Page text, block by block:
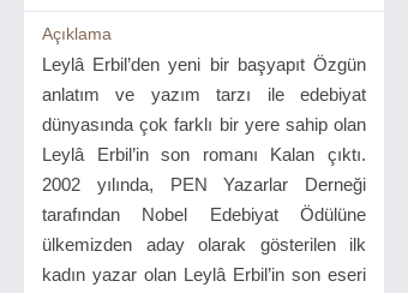
Açıklama
Leylâ Erbil’den yeni bir başyapıt Özgün
anlatım ve yazım tarzı ile edebiyat
dünyasında çok farklı bir yere sahip olan
Leylâ Erbil’in son romanı Kalan çıktı.
2002 yılında, PEN Yazarlar Derneği
tarafından Nobel Edebiyat Ödülüne
ülkemizden aday olarak gösterilen ilk
kadın yazar olan Leylâ Erbil’in son eseri